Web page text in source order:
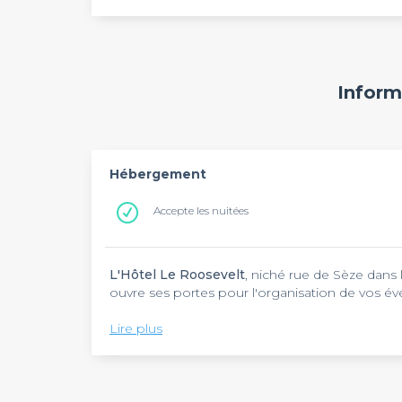
Hébergement
Accepte les nuitées
L'Hôtel Le Roosevelt, niché rue de Sèze
ouvre ses portes pour l'organisation de vos
Idéalement situé, l'hôtel est à moins de 20
Lire plus